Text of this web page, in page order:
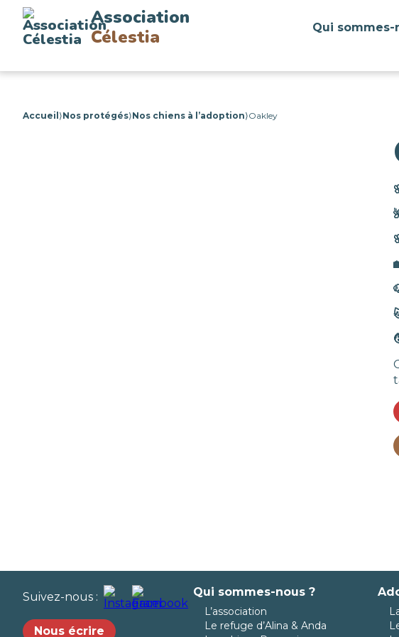
Association
Célestia
Qui sommes-
Accueil ⟩Nos protégés⟩Nos chiens à l’adoption⟩Oakley
Suivez-nous :
Nous écrire
Qui sommes-nous ?
L’association
Le refuge d’Alina & Anda